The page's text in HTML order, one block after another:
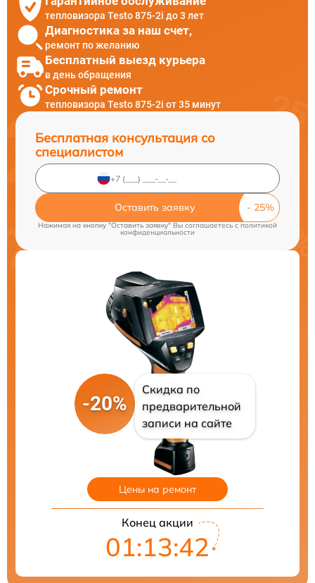
тепловизора Testo 875-2i до 3 лет
Диагностика за наш счет,
ремонт по желанию
Бесплатный выезд курьера
в день обращения
Срочный ремонт
тепловизора Testo 875-2i от 35 минут
Бесплатная консультация со
специалистом
Оставить заявку
Нажимая на кнопку "Оставить заявку" Вы соглашаетесь cполитикой
конфиденциальности
-20%
Скидка по
предварительной
записи на сайте
Цены на ремонт
Конец акции
01:13:41